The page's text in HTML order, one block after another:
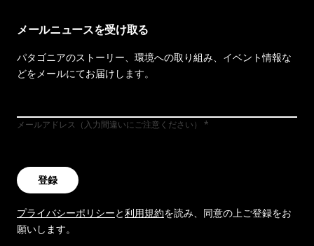
メールニュースを受け取る
パタゴニアのストーリー、環境への取り組み、イベント情報な
どをメールにてお届けします。
メールアドレス（入力間違いにご注意ください）
登録
プライバシーポリシーと利用規約を読み、同意の上ご登録をお
願いします。